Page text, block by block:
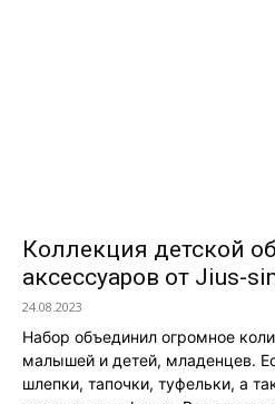
Коллекция детской
аксессуаров от Jius-
24.08.2023
Набор объединил огромное
малышей и детей, младенцев.
шлепки, тапочки, туфельки, а